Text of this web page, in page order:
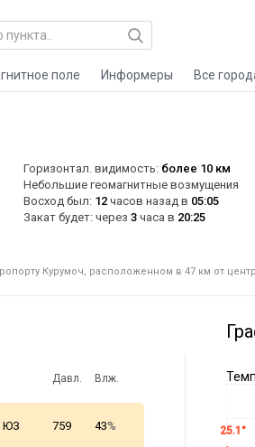
поле Информеры Все
Горизонтал. видимость: более 10 км
Небольшие геомагнитные возмущения
Восход был: 12 часов назад в 05:05
Закат будет: через 3 часа в 20:25
Курумоч, расположенном в 47 км от
Давл. Влж.
ЮЗ 759 43% 25.1°